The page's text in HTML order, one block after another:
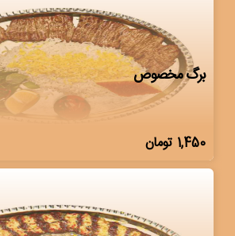
برگ مخصوص
1,450 تومان